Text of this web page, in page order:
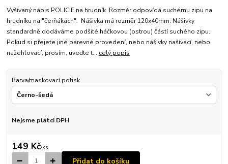
Vyšívaný nápis POLICIE na hrudník Rozměr odpovídá suchému zipu na
hrudníku na "čerňákách". Nášivka má rozměr 120x40mm. Nášivky
standardně dodáváme podšité háčkovou (ostrou) částí suchého zipu.
Pokud si přejete jiné barevné provedení, nebo nášivky našívací, nebo
nažehlovací, prosím, uveďte t... celý popis
Barva/maskovací potisk
Nejsme plátci DPH
149 Kč/ks
Přidat do košíku